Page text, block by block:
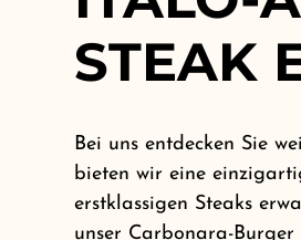
STEAK
Bei uns entdecken Sie
bieten wir eine
erstklassigen Steaks
unser Carbonara-